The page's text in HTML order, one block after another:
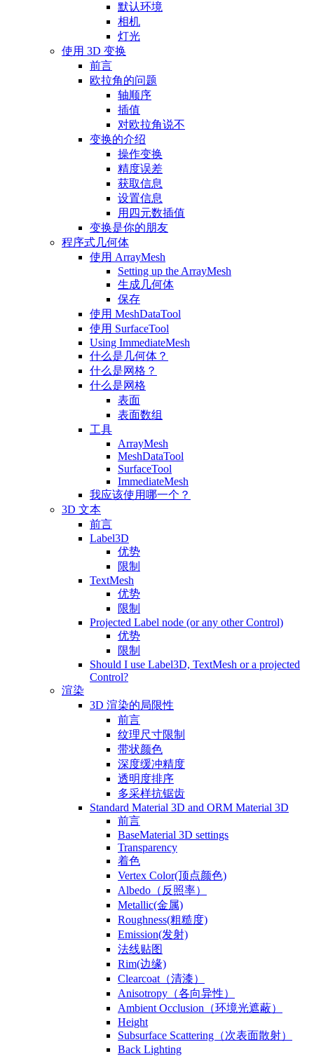
默认环境
相机
灯光
使用 3D 变换
前言
欧拉角的问题
轴顺序
插值
对欧拉角说不
变换的介绍
操作变换
精度误差
获取信息
设置信息
用四元数插值
变换是你的朋友
程序式几何体
使用 ArrayMesh
Setting up the ArrayMesh
生成几何体
保存
使用 MeshDataTool
使用 SurfaceTool
Using ImmediateMesh
什么是几何体？
什么是网格？
什么是网格
表面
表面数组
工具
ArrayMesh
MeshDataTool
SurfaceTool
ImmediateMesh
我应该使用哪一个？
3D 文本
前言
Label3D
优势
限制
TextMesh
优势
限制
Projected Label node (or any other Control)
优势
限制
Should I use Label3D, TextMesh or a projected
Control?
渲染
3D 渲染的局限性
前言
纹理尺寸限制
带状颜色
深度缓冲精度
透明度排序
多采样抗锯齿
Standard Material 3D and ORM Material 3D
前言
BaseMaterial 3D settings
Transparency
着色
Vertex Color(顶点颜色)
Albedo（反照率）
Metallic(金属)
Roughness(粗糙度)
Emission(发射)
法线贴图
Rim(边缘)
Clearcoat（清漆）
Anisotropy（各向异性）
Ambient Occlusion（环境光遮蔽）
Height
Subsurface Scattering（次表面散射）
Back Lighting